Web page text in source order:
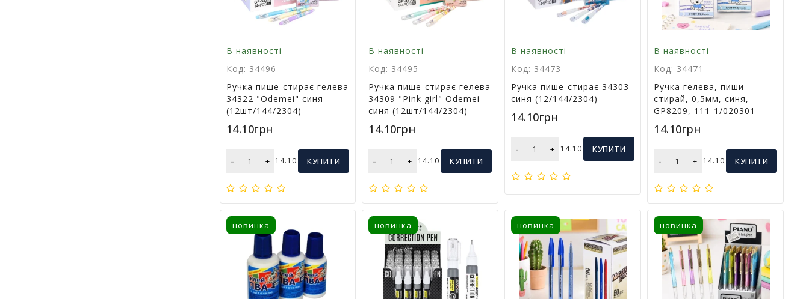
В наявності
Код: 34496
Ручка пише-стирає гелева
34322 "Odemei" синя
(12шт/144/2304)
14.10грн
- + 14.10 КУПИТИ
В наявності
Код: 34495
Ручка пише-стирає гелева
34309 "Pink girl" Odemei
синя (12шт/144/2304)
14.10грн
- + 14.10 КУПИТИ
В наявності
Код: 34473
Ручка пише-стирає 34303
синя (12/144/2304)
14.10грн
- + 14.10 КУПИТИ
В наявності
Код: 34471
Ручка гелева, пиши-
стирай, 0,5мм, синя,
GP8209, 111-1/020301
14.10грн
- + 14.10 КУПИТИ
новинка новинка новинка новинка